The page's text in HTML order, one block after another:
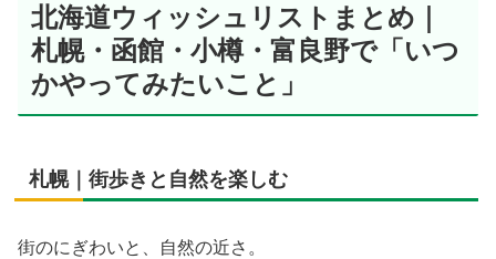
北海道ウィッシュリストまとめ｜
札幌・函館・小樽・富良野で「いつ
かやってみたいこと」
札幌｜街歩きと自然を楽しむ
街のにぎわいと、自然の近さ。